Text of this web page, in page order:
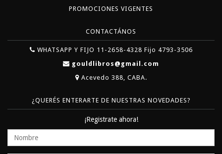
PROMOCIONES VIGENTES
CONTACTÁNOS
WHATSAPP Y FIJO 11-2658-4328 Fijo 4793-3506
gouldlibros@gmail.com
Acevedo 388, CABA.
¿QUERÉS ENTERARTE DE NUESTRAS NOVEDADES?
¡Registrate ahora!